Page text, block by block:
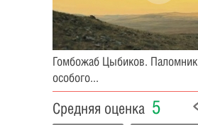
Гомбожаб Цыбиков. Паломник
особого...
Средняя оценка 5